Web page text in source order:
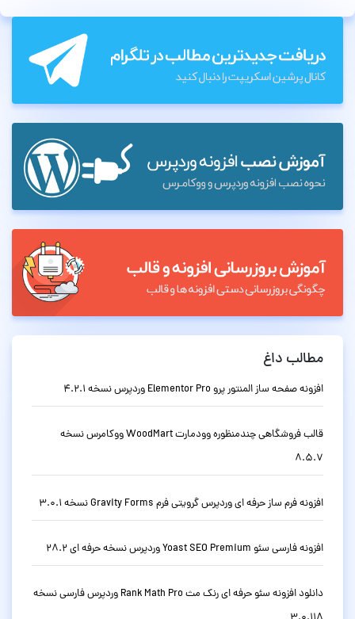
مطالب داغ
افزونه صفحه ساز المنتور پرو Elementor Pro وردپرس نسخه 4.2.1
قالب فروشگاهی چندمنظوره وودمارت WoodMart ووکامرس نسخه
8.5.7
افزونه فرم ساز حرفه ای وردپرس گرویتی فرم Gravity Forms نسخه 3.0.1
افزونه فارسی سئو Yoast SEO Premium وردپرس نسخه حرفه ای 28.2
دانلود افزونه سئو حرفه ای رنک مث Rank Math Pro وردپرس فارسی نسخه